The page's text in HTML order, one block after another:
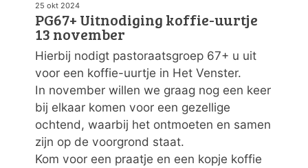
25 okt 2024
PG67+ Uitnodiging koffie-uurtje
13 november
Hierbij nodigt pastoraatsgroep 67+ u uit
voor een koffie-uurtje in Het Venster.
In november willen we graag nog een keer
bij elkaar komen voor een gezellige
ochtend, waarbij het ontmoeten en samen
zijn op de voorgrond staat.
Kom voor een praatje en een kopje koffie